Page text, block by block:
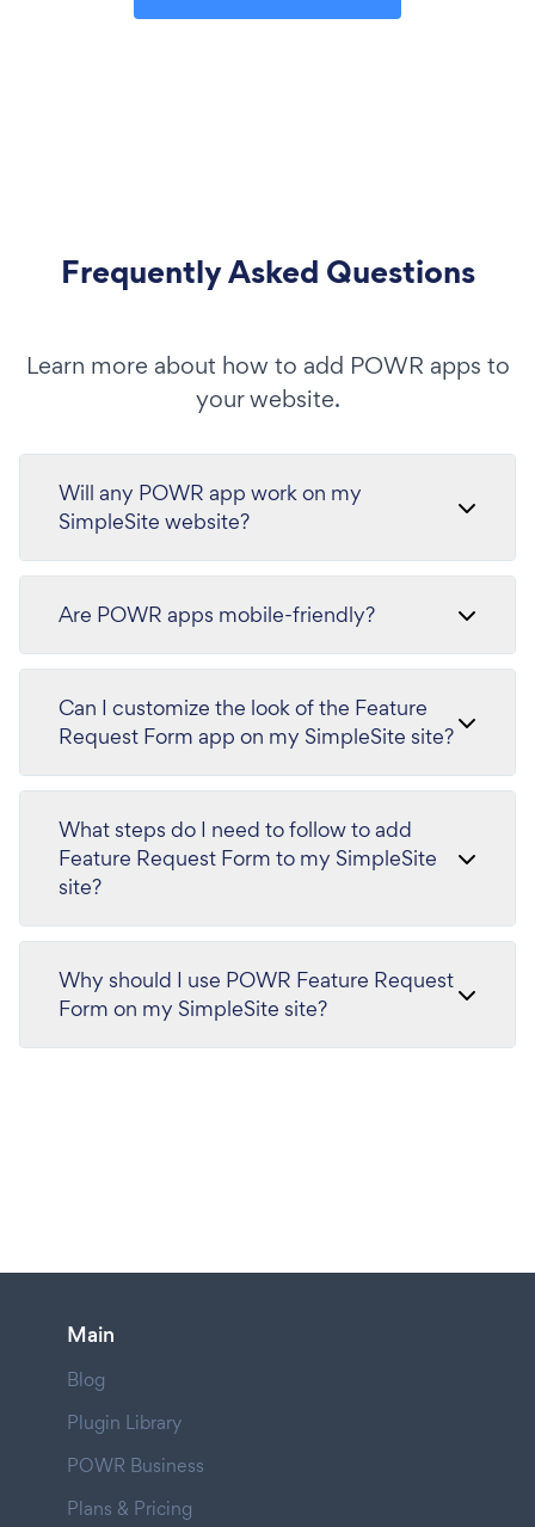
Frequently Asked Questions
Learn more about how to add POWR apps to
your website.
Will any POWR app work on my
SimpleSite website?
Are POWR apps mobile-friendly?
Can I customize the look of the Feature
Request Form app on my SimpleSite site?
What steps do I need to follow to add
Feature Request Form to my SimpleSite
site?
Why should I use POWR Feature Request
Form on my SimpleSite site?
Main
Blog
Plugin Library
POWR Business
Plans & Pricing